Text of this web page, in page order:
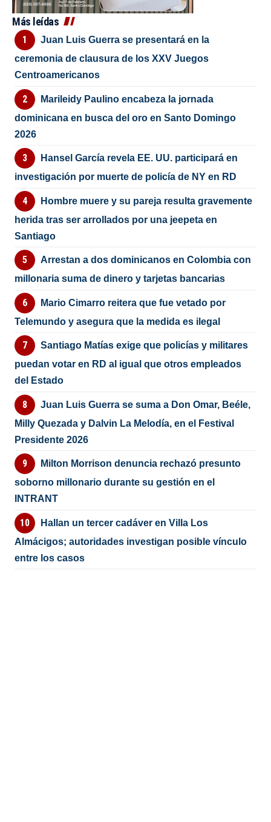
Más leídas
Juan Luis Guerra se presentará en la
ceremonia de clausura de los XXV Juegos
Centroamericanos
Marileidy Paulino encabeza la jornada
dominicana en busca del oro en Santo Domingo
2026
Hansel García revela EE. UU. participará en
investigación por muerte de policía de NY en RD
Hombre muere y su pareja resulta gravemente
herida tras ser arrollados por una jeepeta en
Santiago
Arrestan a dos dominicanos en Colombia con
millonaria suma de dinero y tarjetas bancarias
Mario Cimarro reitera que fue vetado por
Telemundo y asegura que la medida es ilegal
Santiago Matías exige que policías y militares
puedan votar en RD al igual que otros empleados
del Estado
Juan Luis Guerra se suma a Don Omar, Beéle,
Milly Quezada y Dalvin La Melodía, en el Festival
Presidente 2026
Milton Morrison denuncia rechazó presunto
soborno millonario durante su gestión en el
INTRANT
Hallan un tercer cadáver en Villa Los
Almácigos; autoridades investigan posible vínculo
entre los casos